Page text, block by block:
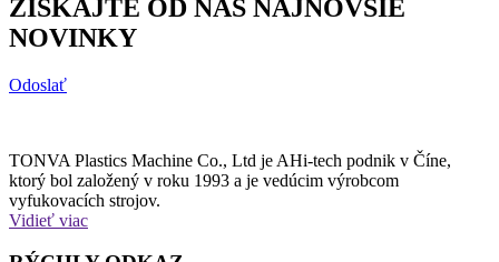
ZÍSKAJTE OD NÁS NAJNOVŠIE
NOVINKY
Odoslať
TONVA Plastics Machine Co., Ltd je AHi-tech podnik v Číne,
ktorý bol založený v roku 1993 a je vedúcim výrobcom
vyfukovacích strojov.
Vidieť viac